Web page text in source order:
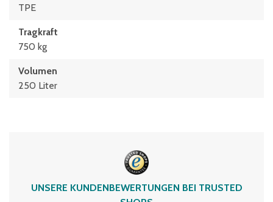
TPE
Tragkraft
750 kg
Volumen
250 Liter
UNSERE KUNDENBEWERTUNGEN BEI TRUSTED